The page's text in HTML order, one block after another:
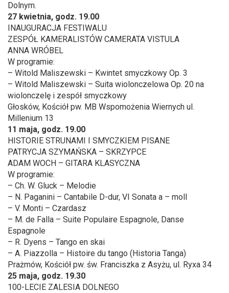
Dolnym.
27 kwietnia, godz. 19.00
INAUGURACJA FESTIWALU
ZESPÓŁ KAMERALISTÓW CAMERATA VISTULA
ANNA WRÓBEL
W programie:
– Witold Maliszewski – Kwintet smyczkowy Op. 3
– Witold Maliszewski – Suita wiolonczelowa Op. 20 na
wiolonczelę i zespół smyczkowy
Głosków, Kościół pw. MB Wspomożenia Wiernych ul.
Millenium 13
11 maja, godz. 19.00
HISTORIE STRUNAMI I SMYCZKIEM PISANE
PATRYCJA SZYMAŃSKA – SKRZYPCE
ADAM WOCH – GITARA KLASYCZNA
W programie:
– Ch. W. Gluck – Melodie
– N. Paganini – Cantabile D-dur, VI Sonata a – moll
– V. Monti – Czardasz
– M. de Falla – Suite Populaire Espagnole, Danse
Espagnole
– R. Dyens – Tango en skai
– A. Piazzolla – Histoire du tango (Historia Tanga)
Prażmów, Kościół pw. św. Franciszka z Asyżu, ul. Ryxa 34
25 maja, godz. 19.30
100-LECIE ZALESIA DOLNEGO